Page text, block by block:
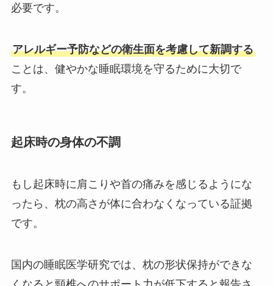
必要です。
アレルギー予防などの衛生面を考慮して新調する
ことは、健やかな睡眠環境を守るために大切で
す。
起床時の身体の不調
もし起床時に肩こりや首の痛みを感じるようにな
ったら、枕の高さが体に合わなくなっている証拠
です。
国内の睡眠医学研究では、枕の形状保持ができな